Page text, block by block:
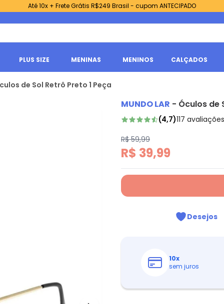
Até 10x + Frete Grátis R$249 Brasil - cupom ANTECIPADO
PLUS SIZE MENINAS MENINOS CALÇADOS
de Sol Retrô Preto 1 Peça
MUNDO LAR - Óculos de
(4,7)117 avaliações
R$ 59,99
R$ 39,99
Desejos
10x
sem juros